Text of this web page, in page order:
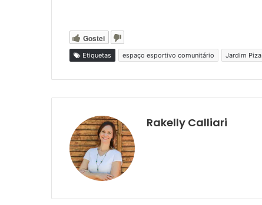
Gostei
Etiquetas espaço esportivo comunitário Jardim Piza
Rakelly Calliari